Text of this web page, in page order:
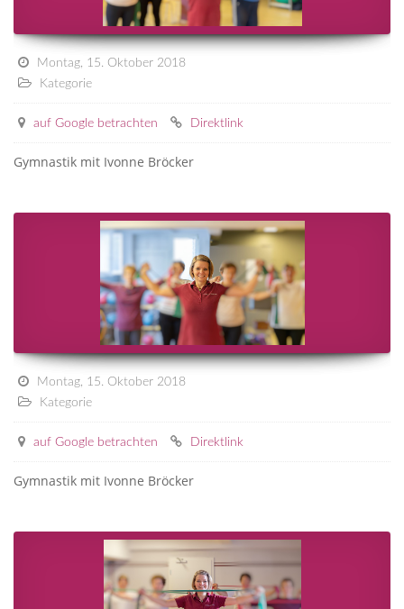
Montag, 15. Oktober 2018
Kategorie
auf Google betrachten Direktlink
Gymnastik mit Ivonne Bröcker
Montag, 15. Oktober 2018
Kategorie
auf Google betrachten Direktlink
Gymnastik mit Ivonne Bröcker